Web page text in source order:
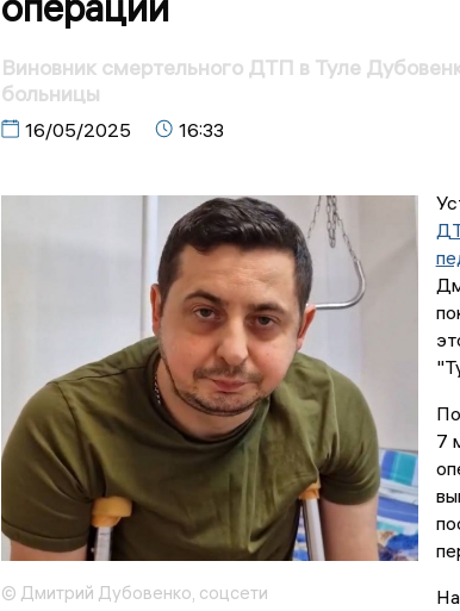
Виновник смертельного ДТП в Туле
больницы
16/05/2025 16:33
© Дмитрий Дубовенко, соцсети
7